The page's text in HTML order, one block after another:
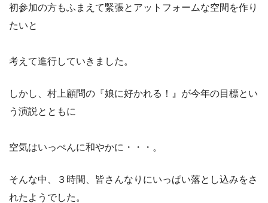
初参加の方もふまえて緊張とアットフォームな空間を作り
たいと
考えて進行していきました。
しかし、村上顧問の『娘に好かれる！』が今年の目標とい
う演説とともに
空気はいっぺんに和やかに・・・。
そんな中、３時間、皆さんなりにいっぱい落とし込みをさ
れたようでした。